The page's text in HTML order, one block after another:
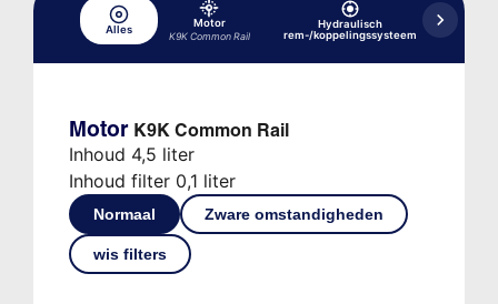
Alles
Motor
K9K Common Rail
Hydraulisch
rem-/koppelingssysteem
Motor K9K Common Rail
Inhoud 4,5 liter
Inhoud filter 0,1 liter
Normaal Zware omstandigheden
wis filters